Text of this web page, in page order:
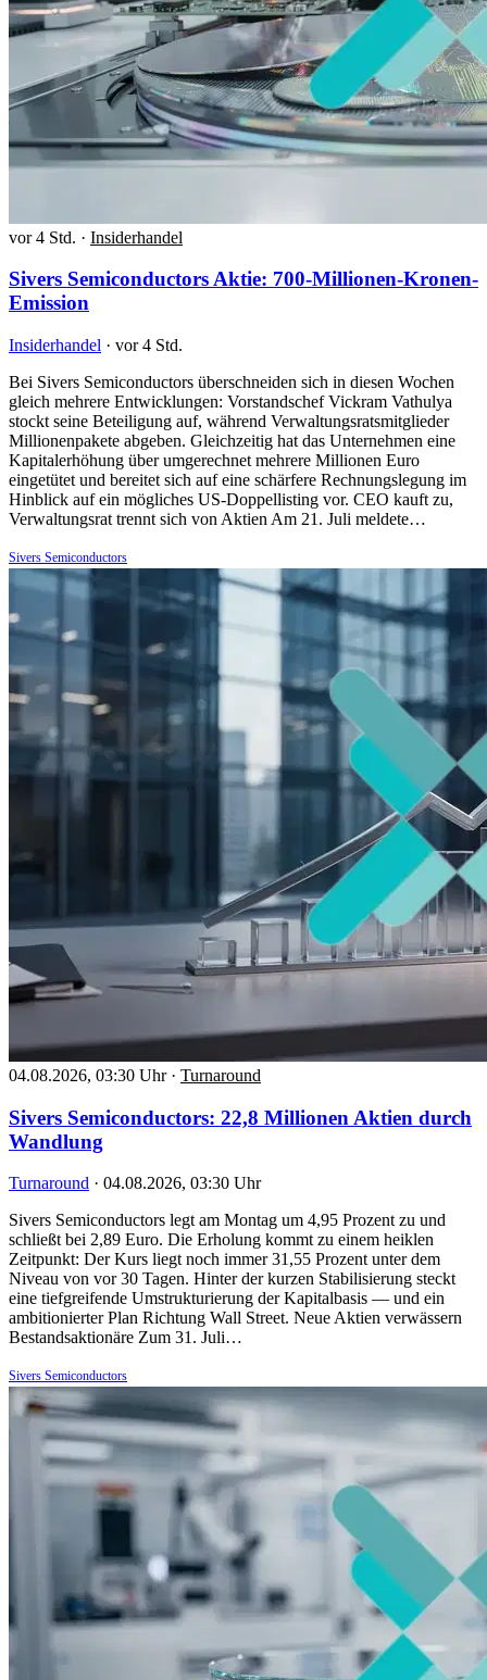
vor 4 Std. · Insiderhandel
Sivers Semiconductors Aktie: 700-Millionen-Kronen-
Emission
Insiderhandel · vor 4 Std.
Bei Sivers Semiconductors überschneiden sich in diesen Wochen
gleich mehrere Entwicklungen: Vorstandschef Vickram Vathulya
stockt seine Beteiligung auf, während Verwaltungsratsmitglieder
Millionenpakete abgeben. Gleichzeitig hat das Unternehmen eine
Kapitalerhöhung über umgerechnet mehrere Millionen Euro
eingetütet und bereitet sich auf eine schärfere Rechnungslegung im
Hinblick auf ein mögliches US-Doppellisting vor. CEO kauft zu,
Verwaltungsrat trennt sich von Aktien Am 21. Juli meldete…
Sivers Semiconductors
04.08.2026, 03:30 Uhr · Turnaround
Sivers Semiconductors: 22,8 Millionen Aktien durch
Wandlung
Turnaround · 04.08.2026, 03:30 Uhr
Sivers Semiconductors legt am Montag um 4,95 Prozent zu und
schließt bei 2,89 Euro. Die Erholung kommt zu einem heiklen
Zeitpunkt: Der Kurs liegt noch immer 31,55 Prozent unter dem
Niveau von vor 30 Tagen. Hinter der kurzen Stabilisierung steckt
eine tiefgreifende Umstrukturierung der Kapitalbasis — und ein
ambitionierter Plan Richtung Wall Street. Neue Aktien verwässern
Bestandsaktionäre Zum 31. Juli…
Sivers Semiconductors